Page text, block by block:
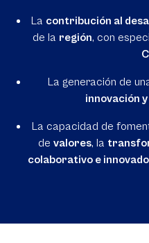
La contribución al
de la región, con
La generación de
innovación
La capacidad de
de valores, la
colaborativo e